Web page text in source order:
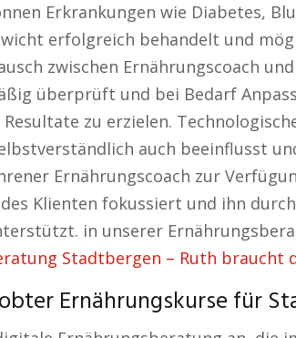
Erkrankungen wie Diabetes,
erfolgreich behandelt und
zwischen Ernährungscoach
überprüft und bei Bedarf
zu erzielen.
auch beeinflusst
Ernährungscoach zur
Klienten fokussiert und ihn
in unserer
Stadtbergen – Ruth braucht
Ernährungskurse für